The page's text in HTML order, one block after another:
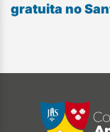
gratuita no